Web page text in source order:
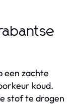
een zachte
koud.
stof te drogen